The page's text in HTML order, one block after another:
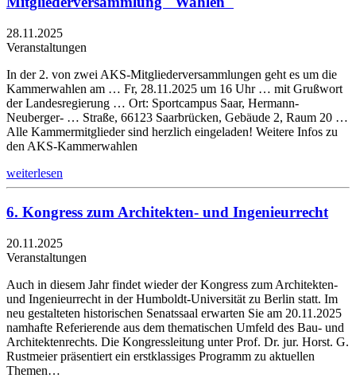
28.11.2025
Veranstaltungen
In der 2. von zwei AKS-Mitgliederversammlungen geht es um die
Kammerwahlen am … Fr, 28.11.2025 um 16 Uhr … mit Grußwort
der Landesregierung … Ort: Sportcampus Saar, Hermann-
Neuberger- … Straße, 66123 Saarbrücken, Gebäude 2, Raum 20 …
Alle Kammermitglieder sind herzlich eingeladen! Weitere Infos zu
den AKS-Kammerwahlen
weiterlesen
6. Kongress zum Architekten- und Ingenieurrecht
20.11.2025
Veranstaltungen
Auch in diesem Jahr findet wieder der Kongress zum Architekten-
und Ingenieurrecht in der Humboldt-Universität zu Berlin statt. Im
neu gestalteten historischen Senatssaal erwarten Sie am 20.11.2025
namhafte Referierende aus dem thematischen Umfeld des Bau- und
Architektenrechts. Die Kongressleitung unter Prof. Dr. jur. Horst. G.
Rustmeier präsentiert ein erstklassiges Programm zu aktuellen
Themen…